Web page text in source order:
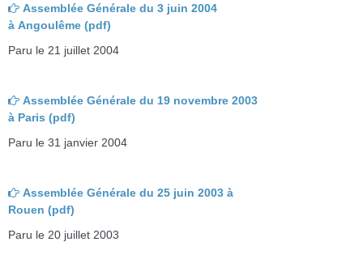
Assemblée Générale du 3 juin 2004
à Angoulême (pdf)
Paru le 21 juillet 2004
Assemblée Générale du 19 novembre 2003
à Paris (pdf)
Paru le 31 janvier 2004
Assemblée Générale du 25 juin 2003 à
Rouen (pdf)
Paru le 20 juillet 2003